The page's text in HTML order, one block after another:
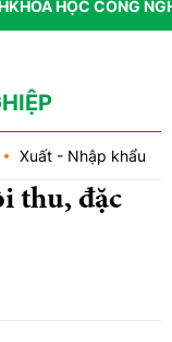
KHOA HỌC CÔNG
Xuất - Nhập khẩu
thu, đặc